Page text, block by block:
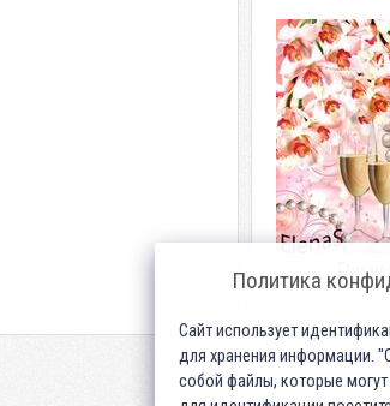
Политика
Сайт использует
для хранения информации.
собой файлы, которые